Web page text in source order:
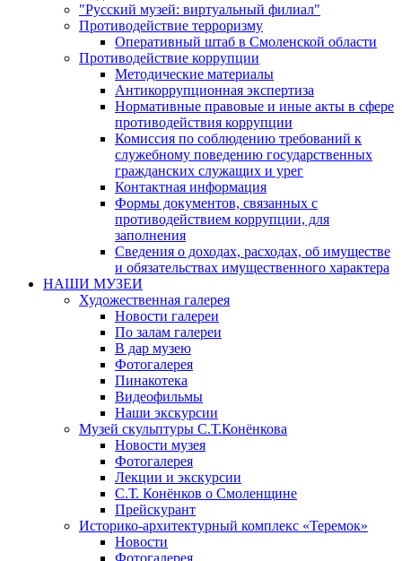
"Русский музей: виртуальный филиал"
Противодействие терроризму
Оперативный штаб в Смоленской области
Противодействие коррупции
Методические материалы
Антикоррупционная экспертиза
Нормативные правовые и иные акты в сфере
противодействия коррупции
Комиссия по соблюдению требований к
служебному поведению государственных
гражданских служащих и урег
Контактная информация
Формы документов, связанных с
противодействием коррупции, для
заполнения
Сведения о доходах, расходах, об имуществе
и обязательствах имущественного характера
НАШИ МУЗЕИ
Художественная галерея
Новости галереи
По залам галереи
В дар музею
Фотогалерея
Пинакотека
Видеофильмы
Наши экскурсии
Музей скульптуры С.Т.Конёнкова
Новости музея
Фотогалерея
Лекции и экскурсии
С.Т. Конёнков о Смоленщине
Прейскурант
Историко-архитектурный комплекс «Теремок»
Новости
Фотогалерея